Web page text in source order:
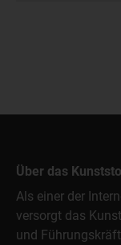
Über das
Als einer der
versorgt das
und